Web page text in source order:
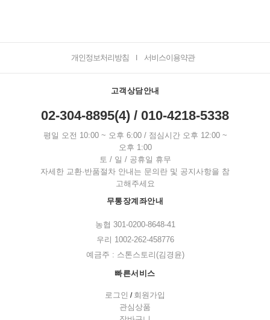
개인정보처리방침 서비스이용약관
고객상담안내
02-304-8895(4) / 010-4218-5338
평일 오전 10:00 ~ 오후 6:00 / 점심시간 오후 12:00 ~
오후 1:00
토 / 일 / 공휴일 휴무
자세한 교환·반품절차 안내는 문의란 및 공지사항을 참
고해주세요
무통장계좌안내
농협 301-0200-8648-41
우리 1002-262-458776
예금주 : 스톤스토리(김경윤)
빠른서비스
로그인 / 회원가입
관심상품